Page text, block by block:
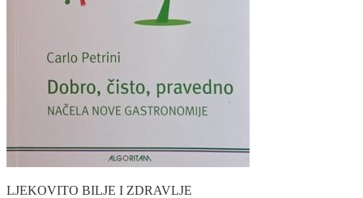
LJEKOVITO BILJE I ZDRAVLJE